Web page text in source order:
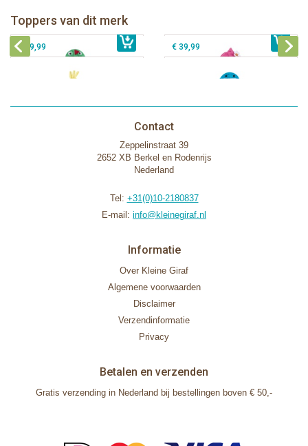
Toppers van dit merk
€ 39,99
Zoocchini baby badcape - Puddles
the Duck
€ 29,99 € 39,99
Contact
Zeppelinstraat 39
2652 XB Berkel en Rodenrijs
Nederland
Tel: +31(0)10-2180837
E-mail: info@kleinegiraf.nl
Informatie
Over Kleine Giraf
Algemene voorwaarden
Disclaimer
Verzendinformatie
Privacy
Betalen en verzenden
Gratis verzending in Nederland bij bestellingen boven € 50,-